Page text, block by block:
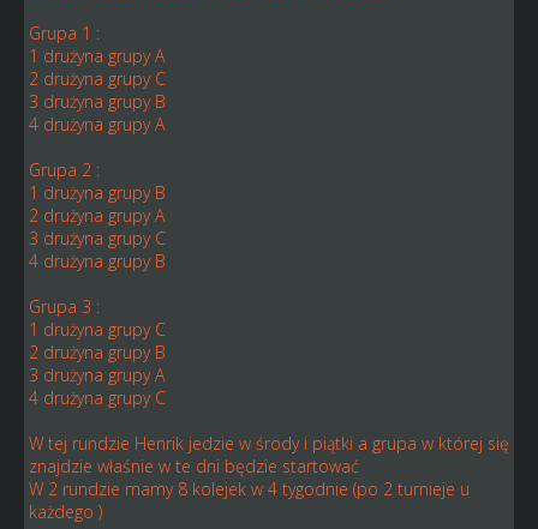
Grupa 1 :
1 drużyna grupy A
2 drużyna grupy C
3 drużyna grupy B
4 drużyna grupy A
Grupa 2 :
1 drużyna grupy B
2 drużyna grupy A
3 drużyna grupy C
4 drużyna grupy B
Grupa 3 :
1 drużyna grupy C
2 drużyna grupy B
3 drużyna grupy A
4 drużyna grupy C
W tej rundzie Henrik jedzie w środy i piątki a grupa w której się
znajdzie właśnie w te dni będzie startować
W 2 rundzie mamy 8 kolejek w 4 tygodnie (po 2 turnieje u
każdego )